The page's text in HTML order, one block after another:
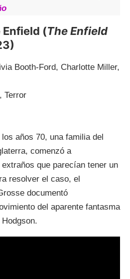
(The Enfield
Booth-Ford, Charlotte Miller,
Terror
años 70, una familia del
comenzó a
que parecían tener un
resolver el caso, el
documentó
del aparente fantasma